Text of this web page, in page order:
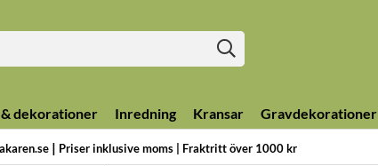
| Priser inklusive moms | Fraktritt över 1000 kr
dekorationer Inredning Kransar Gravdekorationer